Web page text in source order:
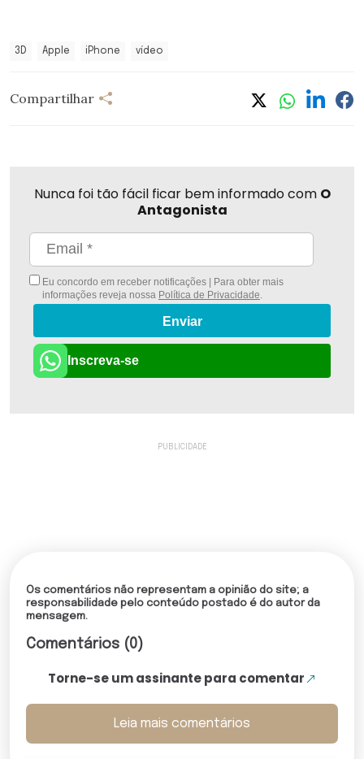
3D Apple iPhone vídeo
Compartilhar
Nunca foi tão fácil ficar bem informado com O
Antagonista
Eu concordo em receber notificações | Para obter mais
informações reveja nossa Política de Privacidade
Enviar
Inscreva-se
Os comentários não representam a opinião do site; a
responsabilidade pelo conteúdo postado é do autor da
mensagem.
Comentários (0)
Torne-se um assinante para comentar
Leia mais comentários